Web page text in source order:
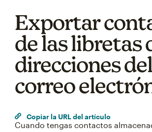
Exportar
de las libretas
direcciones del
correo
Copiar la URL del artículo
Cuando tengas contactos